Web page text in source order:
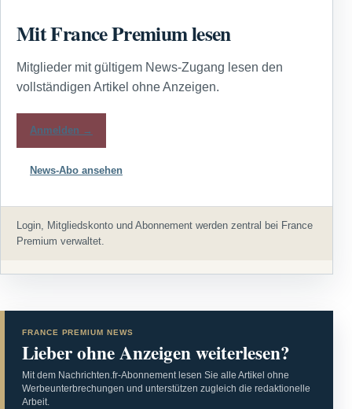
Mit France Premium lesen
Mitglieder mit gültigem News-Zugang lesen den
vollständigen Artikel ohne Anzeigen.
Anmelden →
News-Abo ansehen
Login, Mitgliedskonto und Abonnement werden zentral bei France
Premium verwaltet.
FRANCE PREMIUM NEWS
Lieber ohne Anzeigen weiterlesen?
Mit dem Nachrichten.fr-Abonnement lesen Sie alle Artikel ohne
Werbeunterbrechungen und unterstützen zugleich die redaktionelle
Arbeit.